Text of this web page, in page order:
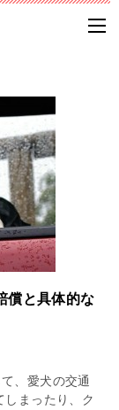
償と具体的な
、愛犬の交通
まったり、ク